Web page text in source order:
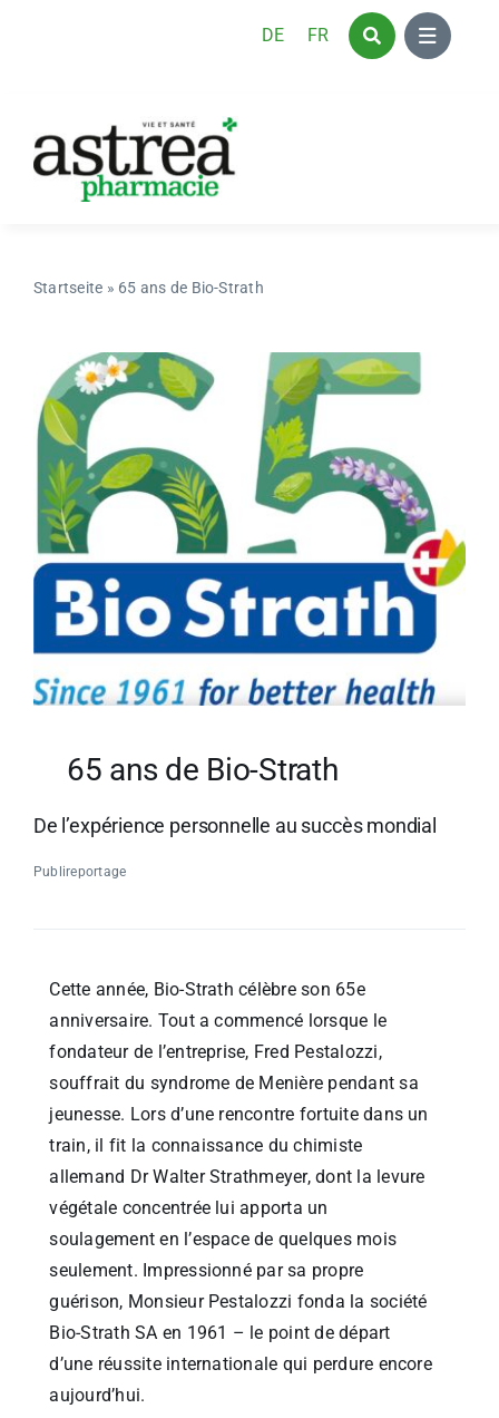
DE FR
Startseite » 65 ans de Bio-Strath
65 ans de Bio-Strath
De l’expérience personnelle au succès mondial
Publireportage
Cette année, Bio-Strath célèbre son 65e
anniversaire. Tout a commencé lorsque le
fondateur de l’entreprise, Fred Pestalozzi,
souffrait du syndrome de Menière pendant sa
jeunesse. Lors d’une rencontre fortuite dans un
train, il fit la connaissance du chimiste
allemand Dr Walter Strathmeyer, dont la levure
végétale concentrée lui apporta un
soulagement en l’espace de quelques mois
seulement. Impressionné par sa propre
guérison, Monsieur Pestalozzi fonda la société
Bio-Strath SA en 1961 – le point de départ
d’une réussite internationale qui perdure encore
aujourd’hui.